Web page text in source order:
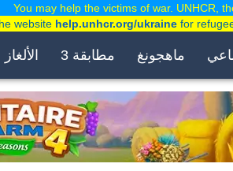
الألغاز مطابقة 3 ماهجونغ
You may help the victims of war. UNHCR,
website help.unhcr.org/ukrainefor